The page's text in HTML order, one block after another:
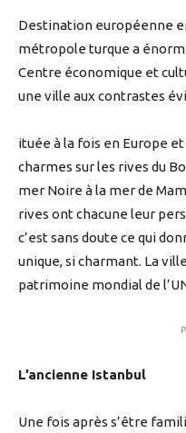
Destination européenne
métropole turque a
Centre économique et
une ville aux contrastes
ituée à la fois en Europe
charmes sur les rives du
mer Noire à la mer de
rives ont chacune leur
c’est sans doute ce qui
unique, si charmant. La
patrimoine mondial de
L’ancienne Istanbul
Une fois après s’être